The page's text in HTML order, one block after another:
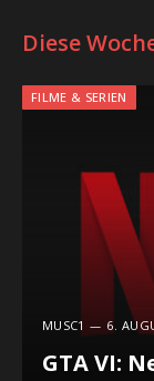
Diese
FILME & SERIEN
MUSC1 6.
GTA VI: